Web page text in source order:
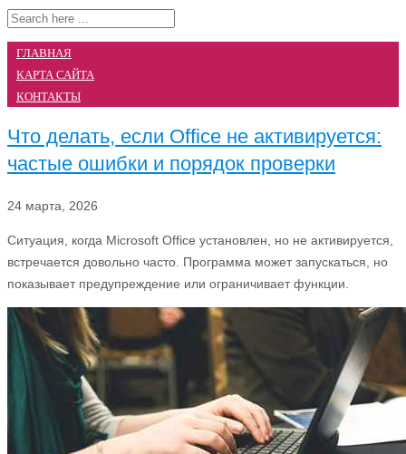
ГЛАВНАЯ
КАРТА САЙТА
КОНТАКТЫ
Что делать, если Office не активируется:
частые ошибки и порядок проверки
24 марта, 2026
Ситуация, когда Microsoft Office установлен, но не активируется,
встречается довольно часто. Программа может запускаться, но
показывает предупреждение или ограничивает функции.